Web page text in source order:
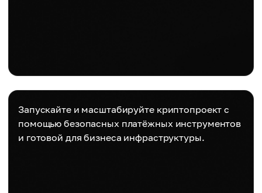
Запускайте и масштабируйте криптопроект с
помощью безопасных платёжных инструментов
и готовой для бизнеса инфраструктуры.